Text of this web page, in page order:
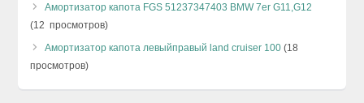
Амортизатор капота FGS 51237347403 BMW 7er G11,G12
(12 просмотров)
Амортизатор капота левыйправый land cruiser 100 (18
просмотров)